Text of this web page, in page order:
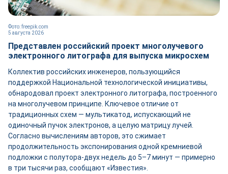
5 августа 2026
Фото: freepik.com
Представлен российский проект многолучевого
электронного литографа для выпуска микросхем
Коллектив российских инженеров, пользующийся
поддержкой Национальной технологической инициативы,
обнародовал проект электронного литографа, построенного
на многолучевом принципе. Ключевое отличие от
традиционных схем — мультикатод, испускающий не
одиночный пучок электронов, а целую матрицу лучей.
Согласно вычислениям авторов, это сжимает
продолжительность экспонирования одной кремниевой
подложки с полутора-двух недель до 5–7 минут — примерно
в три тысячи раз, сообщают «Известия».